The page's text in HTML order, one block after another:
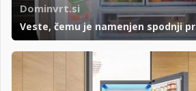
Dominvrt.si
Veste, čemu je namenjen spodnji